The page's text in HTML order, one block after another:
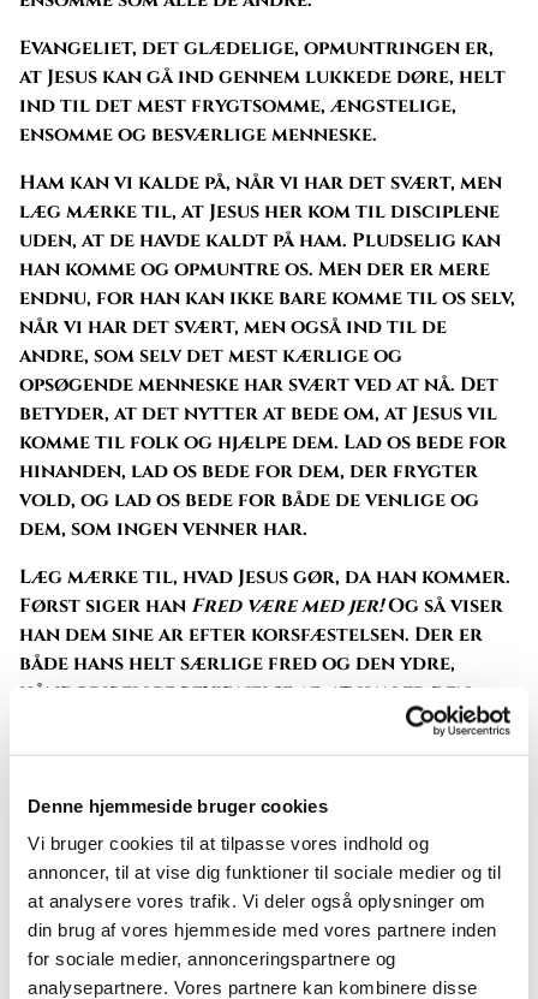
Denne hjemmeside bruger cookies
Vi bruger cookies til at tilpasse vores indhold og
annoncer, til at vise dig funktioner til sociale medier og til
at analysere vores trafik. Vi deler også oplysninger om
din brug af vores hjemmeside med vores partnere inden
for sociale medier, annonceringspartnere og
analysepartnere. Vores partnere kan kombinere disse
Evangeliet, det glædelige, opmuntringen er,
at Jesus kan gå ind gennem lukkede døre, helt
ind til det mest frygtsomme, ængstelige,
ensomme og besværlige menneske.
Ham kan vi kalde på, når vi har det svært, men
læg mærke til, at Jesus her kom til disciplene
uden, at de havde kaldt på ham. Pludselig kan
han komme og opmuntre os. Men der er mere
endnu, for han kan ikke bare komme til os selv,
når vi har det svært, men også ind til de
andre, som selv det mest kærlige og
opsøgende menneske har svært ved at nå. Det
betyder, at det nytter at bede om, at Jesus vil
komme til folk og hjælpe dem. Lad os bede for
hinanden, lad os bede for dem, der frygter
vold, og lad os bede for både de venlige og
dem, som ingen venner har.
Læg mærke til, hvad Jesus gør, da han kommer.
Først siger han Fred være med jer!Og så viser
han dem sine ar efter korsfæstelsen. Der er
både hans helt særlige fred og den ydre,
håndgribelige bevidnelse af, at han er den
korsfæstede og opstandne. Jesu håndgribelige
opstandelse er ikke et gammelt støvet,
ned over hovedet på folk, en spændetrøje, som
alle skal spærres inde i. Nej, den er vores
glæde, fordi Jesus Kristus er vores glæde.
Jesus, vor herre og frelser, lever som vores
menneskebror af kød og blod, og vi skal leve
med ham. Derfor står det så dejlig enkelt:
Disciplene blev glade, da de så Herren.Bag